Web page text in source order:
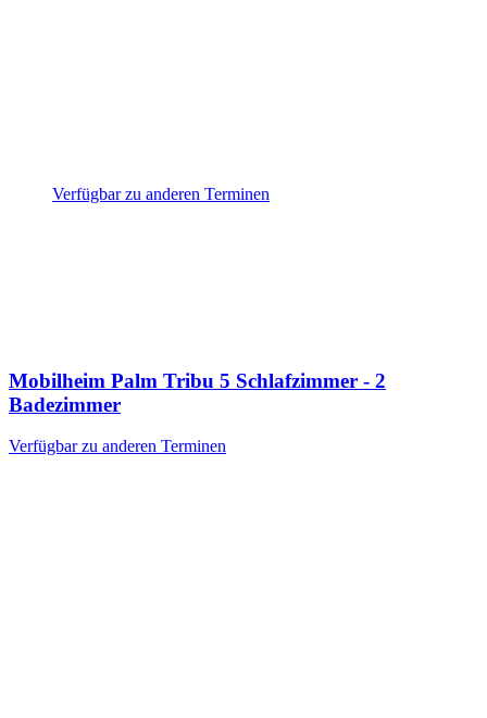
Verfügbar zu anderen Terminen
Mobilheim Palm Tribu 5 Schlafzimmer - 2
Badezimmer
Verfügbar zu anderen Terminen